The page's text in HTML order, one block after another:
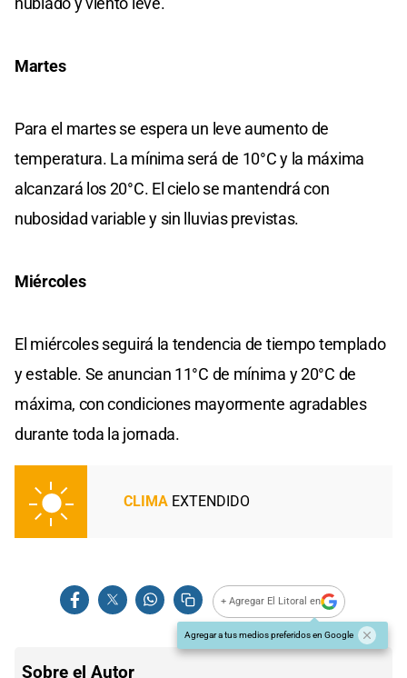
Martes
Para el martes se espera un leve aumento de
temperatura. La mínima será de 10°C y la máxima
alcanzará los 20°C. El cielo se mantendrá con
nubosidad variable y sin lluvias previstas.
Miércoles
El miércoles seguirá la tendencia de tiempo templado
y estable. Se anuncian 11°C de mínima y 20°C de
máxima, con condiciones mayormente agradables
durante toda la jornada.
CLIMA EXTENDIDO
+ Agregar El Litoral en
Agregar a tus medios preferidos en Google
Sobre el Autor